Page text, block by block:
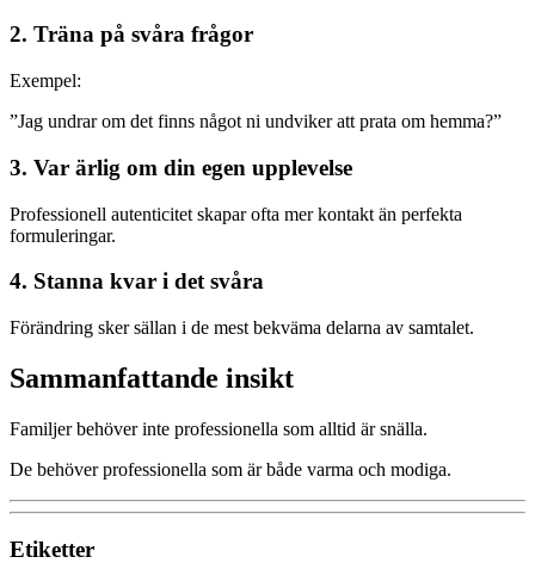
2. Träna på svåra frågor
Exempel:
”Jag undrar om det finns något ni undviker att prata om hemma?”
3. Var ärlig om din egen upplevelse
Professionell autenticitet skapar ofta mer kontakt än perfekta
formuleringar.
4. Stanna kvar i det svåra
Förändring sker sällan i de mest bekväma delarna av samtalet.
Sammanfattande insikt
Familjer behöver inte professionella som alltid är snälla.
De behöver professionella som är både varma och modiga.
Etiketter